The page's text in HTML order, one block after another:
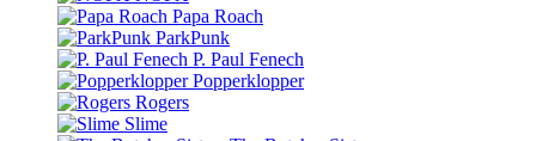
Papa Roach
ParkPunk
P. Paul Fenech
Popperklopper
Rogers
Slime